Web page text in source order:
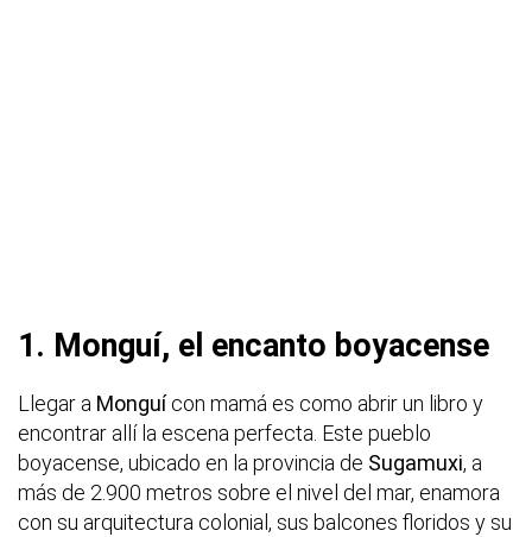
1. Monguí, el encanto boyacense
Llegar a Monguícon mamá es como abrir un libro y
encontrar allí la escena perfecta. Este pueblo
boyacense, ubicado en la provincia de Sugamuxi, a
más de 2.900 metros sobre el nivel del mar, enamora
con su arquitectura colonial, sus balcones floridos y su